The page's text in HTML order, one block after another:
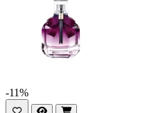
-11%